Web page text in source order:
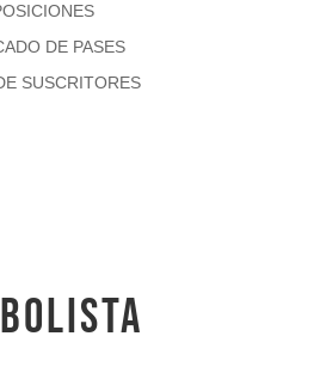
DE PASES
SUSCRITORES